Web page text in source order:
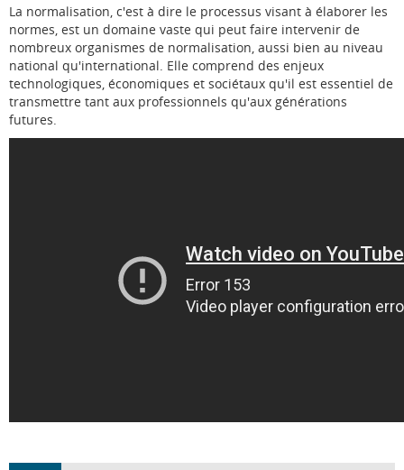
La normalisation, c'est à dire le processus visant à élaborer les
normes, est un domaine vaste qui peut faire intervenir de
nombreux organismes de normalisation, aussi bien au niveau
national qu'international. Elle comprend des enjeux
technologiques, économiques et sociétaux qu'il est essentiel de
transmettre tant aux professionnels qu'aux générations
futures.